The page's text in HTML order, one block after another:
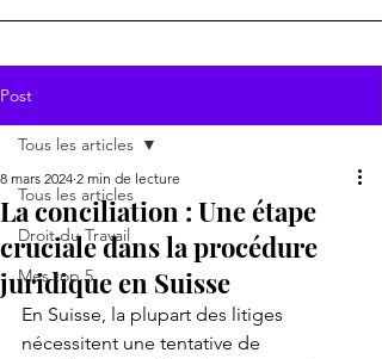
Post
Tous les articles
Droit du Travail
Mes top 5
Tous les articles
La conciliation : Une étape
cruciale dans la procédure
juridique en Suisse
8 mars 2024 2 min de lecture
En Suisse, la plupart des litiges
nécessitent une tentative de